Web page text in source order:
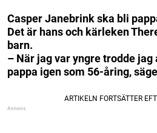
Casper Janebrink ska bli
Det är hans och kärleken
barn.
– När jag var yngre trodde
pappa igen som 56-åring,